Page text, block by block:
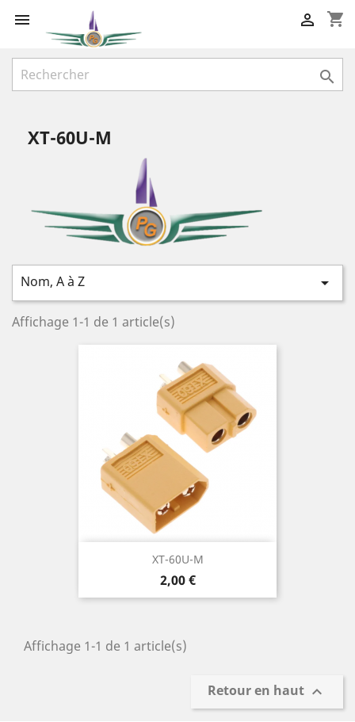
 shopping_cart


XT-60U-M
Nom, A à Z 
Affichage 1-1 de 1 article(s)
XT-60U-M
Prix
2,00 €
Affichage 1-1 de 1 article(s)
Retour en haut 